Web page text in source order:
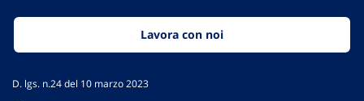
Lavora con noi
D. lgs. n.24 del 10 marzo 2023